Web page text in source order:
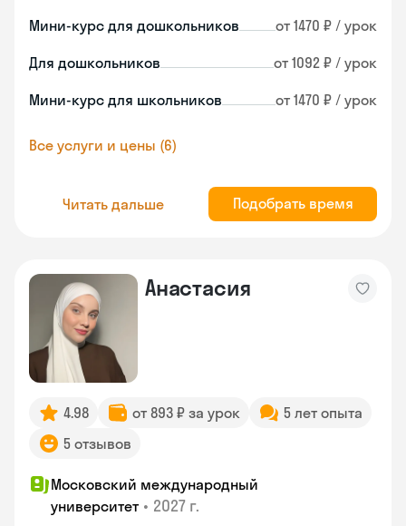
Мини-курс для дошкольников от 1470 ₽ / урок
Для дошкольников от 1092 ₽ / урок
Мини-курс для школьников от 1470 ₽ / урок
Все услуги и цены (6)
Читать дальше Подобрать время
Анастасия
4.98 от 893 ₽ за урок
5 лет опыта
5 отзывов
Московский международный
университет • 2027 г.